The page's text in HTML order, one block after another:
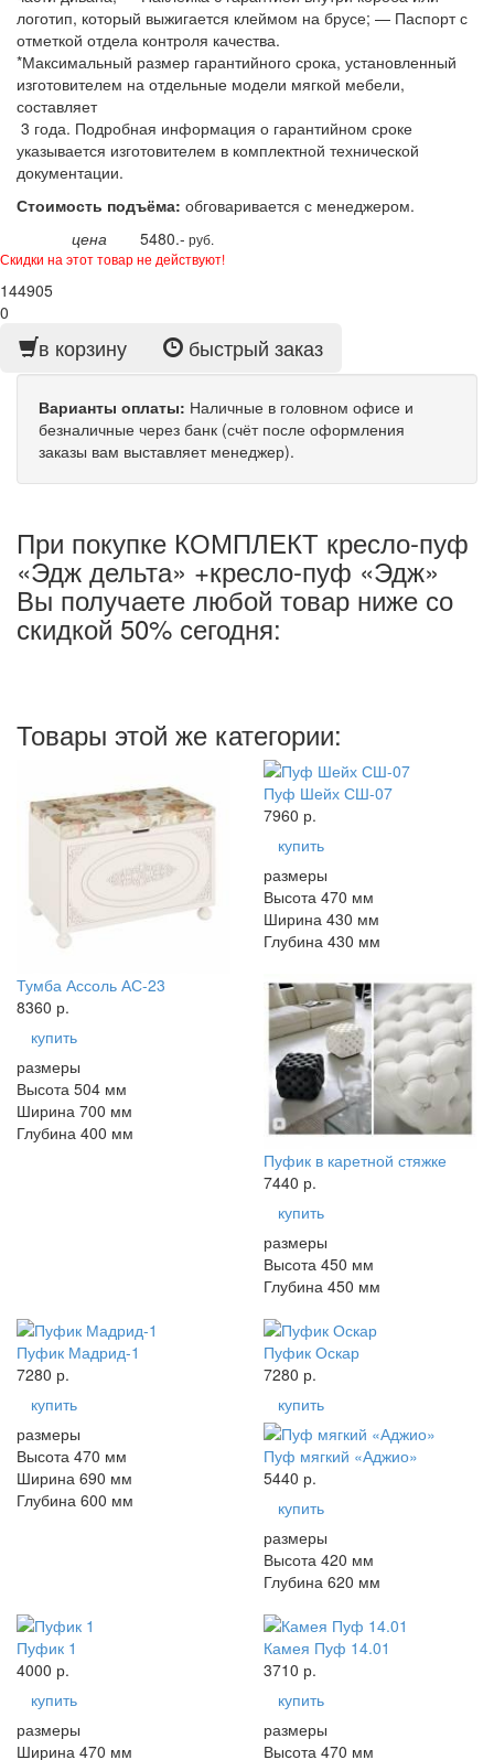
логотип, который выжигается клеймом на брусе; — Паспорт с
отметкой отдела контроля качества.
*Максимальный размер гарантийного срока, установленный
изготовителем на отдельные модели мягкой мебели,
составляет
3 года. Подробная информация о гарантийном сроке
указывается изготовителем в комплектной технической
документации.
Стоимость подъёма: обговаривается с менеджером.
цена
5480.- руб.
Скидки на этот товар не действуют!
144905
0
в корзину быстрый заказ
Варианты оплаты: Наличные в головном офисе и
безналичные через банк (счёт после оформления
заказы вам выставляет менеджер).
При покупке КОМПЛЕКТ кресло-пуф
«Эдж дельта» +кресло-пуф «Эдж»
Вы получаете любой товар ниже со
скидкой 50% сегодня:
Товары этой же категории:
Тумба Ассоль АС-23
8360 р.
купить
размеры
Высота 504 мм
Ширина 700 мм
Глубина 400 мм
Пуф Шейх СШ-07
7960 р.
купить
размеры
Высота 470 мм
Ширина 430 мм
Глубина 430 мм
Пуфик в каретной стяжке
7440 р.
купить
размеры
Высота 450 мм
Глубина 450 мм
Пуфик Мадрид-1
7280 р.
купить
размеры
Высота 470 мм
Ширина 690 мм
Глубина 600 мм
Пуфик Оскар
7280 р.
купить
Пуф мягкий «Аджио»
5440 р.
купить
размеры
Высота 420 мм
Глубина 620 мм
Пуфик 1
4000 р.
купить
размеры
Ширина 470 мм
Камея Пуф 14.01
3710 р.
купить
размеры
Высота 470 мм